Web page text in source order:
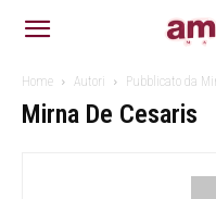
Home Autori Pubblicato da
Mirna De Cesaris